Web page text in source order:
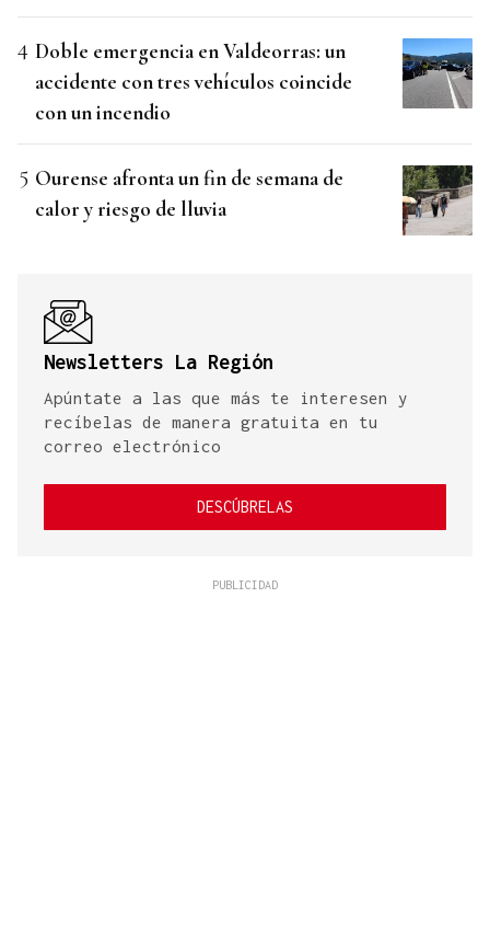
Doble emergencia en Valdeorras: un
accidente con tres vehículos coincide
con un incendio
Ourense afronta un fin de semana de
calor y riesgo de lluvia
Newsletters La Región
Apúntate a las que más te interesen y
recíbelas de manera gratuita en tu
correo electrónico
DESCÚBRELAS